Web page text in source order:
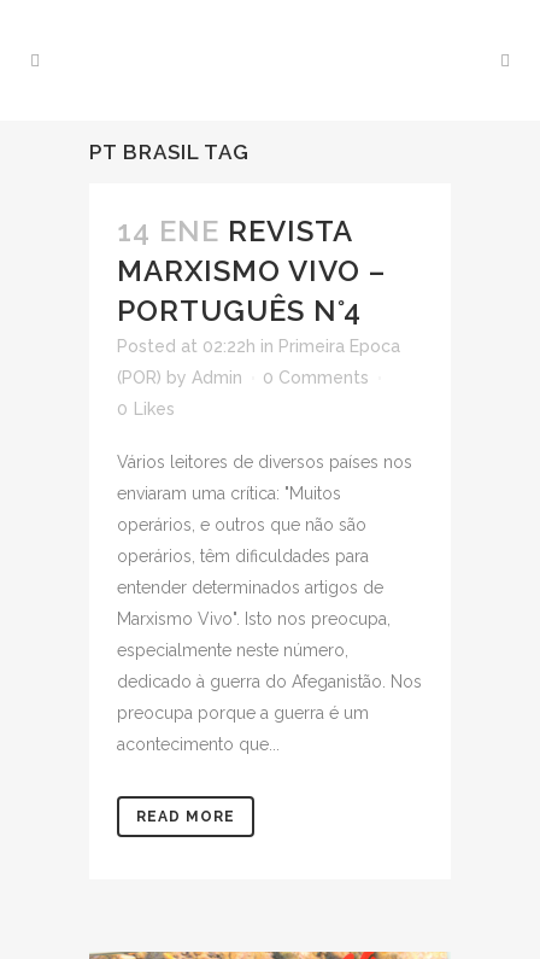
PT BRASIL TAG
14 ENE REVISTA
MARXISMO VIVO –
PORTUGUÊS N°4
Posted at 02:22h in Primeira Epoca
(POR) by Admin
0 Comments
0
Likes
Vários leitores de diversos países nos
enviaram uma crítica: "Muitos
operários, e outros que não são
operários, têm dificuldades para
entender determinados artigos de
Marxismo Vivo". Isto nos preocupa,
especialmente neste número,
dedicado à guerra do Afeganistão. Nos
preocupa porque a guerra é um
acontecimento que...
READ MORE